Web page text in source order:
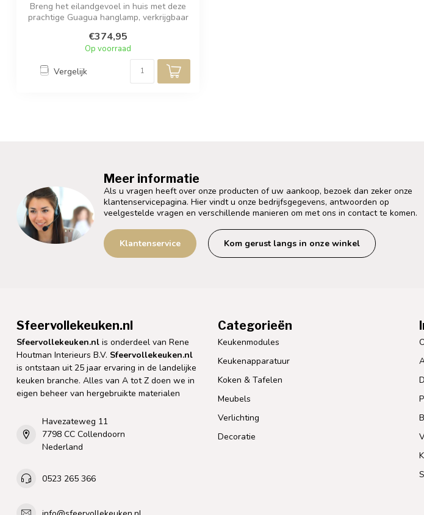
Breng het eilandgevoel in huis met deze
prachtige Guagua hanglamp, verkrijgbaar
€374,95
Op voorraad
Vergelijk
Meer informatie
Als u vragen heeft over onze producten of uw aankoop, bezoek dan zeker onze
klantenservicepagina. Hier vindt u onze bedrijfsgegevens, antwoorden op
veelgestelde vragen en verschillende manieren om met ons in contact te komen.
Klantenservice Kom gerust langs in onze winkel
Sfeervollekeuken.nl
Sfeervollekeuken.nl is onderdeel van Rene
Houtman Interieurs B.V. Sfeervollekeuken.nl
is ontstaan uit 25 jaar ervaring in de landelijke
keuken branche. Alles van A tot Z doen we in
eigen beheer van hergebruikte materialen
Havezateweg 11
7798 CC Collendoorn
Nederland
0523 265 366
Categorieën
Keukenmodules
Keukenapparatuur
Koken & Tafelen
Meubels
Verlichting
Decoratie